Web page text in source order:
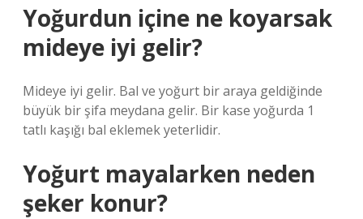
Yoğurdun içine ne koyarsak
mideye iyi gelir?
Mideye iyi gelir. Bal ve yoğurt bir araya geldiğinde
büyük bir şifa meydana gelir. Bir kase yoğurda 1
tatlı kaşığı bal eklemek yeterlidir.
Yoğurt mayalarken neden
şeker konur?